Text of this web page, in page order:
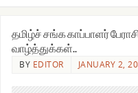
தமிழ்ச் சங்க காப்பாளர்
வாழ்த்துக்கள்..
BY EDITOR JANUARY 2,